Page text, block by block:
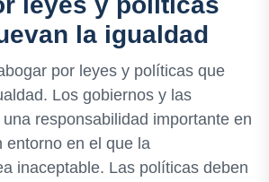
la igualdad
por leyes y políticas que
Los gobiernos y las
responsabilidad importante en
entorno en el que la
inaceptable. Las políticas deben